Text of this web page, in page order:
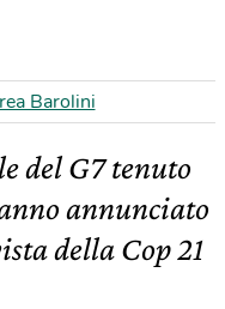
Barolini
del G7 tenuto
annunciato
della Cop 21